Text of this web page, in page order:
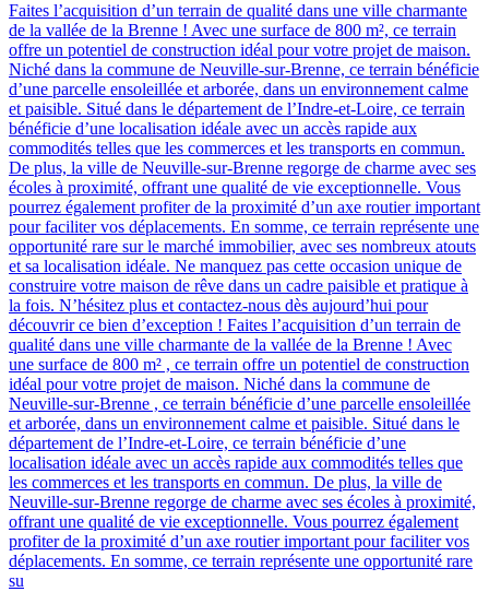
Faites l’acquisition d’un terrain de qualité dans une ville charmante
de la vallée de la Brenne ! Avec une surface de 800 m², ce terrain
offre un potentiel de construction idéal pour votre projet de maison.
Niché dans la commune de Neuville-sur-Brenne, ce terrain bénéficie
d’une parcelle ensoleillée et arborée, dans un environnement calme
et paisible. Situé dans le département de l’Indre-et-Loire, ce terrain
bénéficie d’une localisation idéale avec un accès rapide aux
commodités telles que les commerces et les transports en commun.
De plus, la ville de Neuville-sur-Brenne regorge de charme avec ses
écoles à proximité, offrant une qualité de vie exceptionnelle. Vous
pourrez également profiter de la proximité d’un axe routier important
pour faciliter vos déplacements. En somme, ce terrain représente une
opportunité rare sur le marché immobilier, avec ses nombreux atouts
et sa localisation idéale. Ne manquez pas cette occasion unique de
construire votre maison de rêve dans un cadre paisible et pratique à
la fois. N’hésitez plus et contactez-nous dès aujourd’hui pour
découvrir ce bien d’exception ! Faites l’acquisition d’un terrain de
qualité dans une ville charmante de la vallée de la Brenne ! Avec
une surface de 800 m² , ce terrain offre un potentiel de construction
idéal pour votre projet de maison. Niché dans la commune de
Neuville-sur-Brenne , ce terrain bénéficie d’une parcelle ensoleillée
et arborée, dans un environnement calme et paisible. Situé dans le
département de l’Indre-et-Loire, ce terrain bénéficie d’une
localisation idéale avec un accès rapide aux commodités telles que
les commerces et les transports en commun. De plus, la ville de
Neuville-sur-Brenne regorge de charme avec ses écoles à proximité,
offrant une qualité de vie exceptionnelle. Vous pourrez également
profiter de la proximité d’un axe routier important pour faciliter vos
déplacements. En somme, ce terrain représente une opportunité rare
su